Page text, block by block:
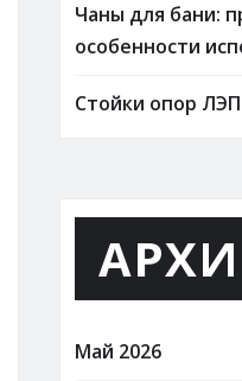
Чаны для бани:
особенности
Стойки опор ЛЭП
Май 2026